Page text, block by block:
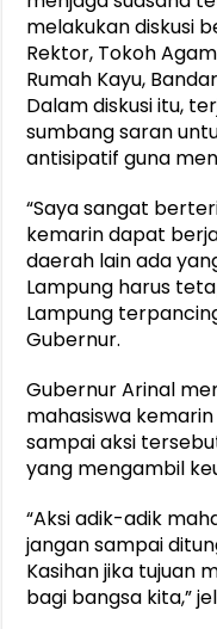
melakukan diskusi
Rektor, Tokoh
Rumah Kayu,
Dalam diskusi itu,
sumbang saran
antisipatif guna
“Saya sangat
kemarin dapat
daerah lain ada
Lampung harus
Lampung
Gubernur.
Gubernur Arinal
mahasiswa
sampai aksi
yang mengambil
“Aksi adik-adik
jangan sampai
Kasihan jika tujuan
bagi bangsa kita,”